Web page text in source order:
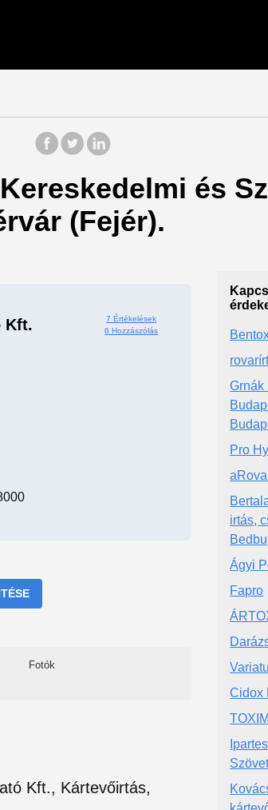
és
(Fejér).
Kft.
7 Értékelések
6 Hozzászólás
Fotók
Kft., Kártevőirtás,
Grnák
Pro
irtás,
Ágyi
Fapro
Cidox